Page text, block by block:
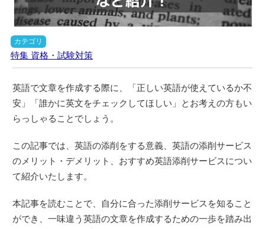
カテゴリ
特集 資格・試験対策
英語で文章を作成する際に、「正しい英語が使えているか不
安」「誰かに英文をチェックしてほしい」とお考えの方もい
らっしゃることでしょう。
この記事では、英語の添削をする意義、英語の添削サービス
のメリット・デメリット、おすすめ英語添削サービスについ
て紹介いたします。
本記事を読むことで、自分に合った添削サービスを知ること
ができ、一味違う英語の文章を作成するための一歩を踏み出